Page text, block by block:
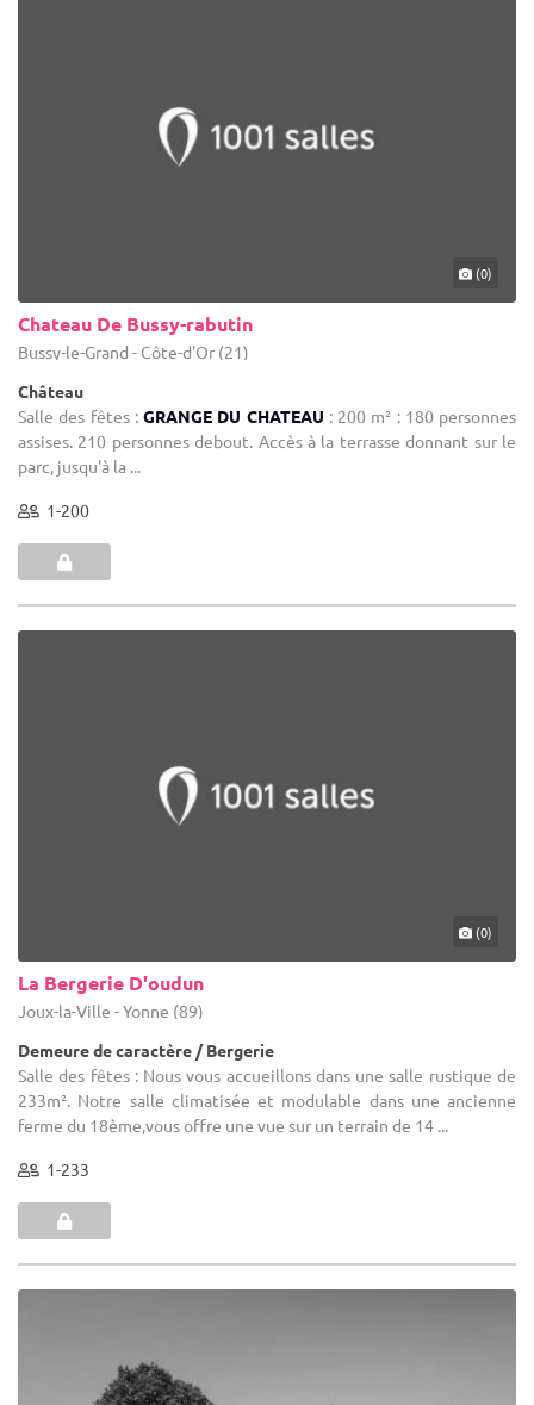
(0)
Chateau De Bussy-rabutin
Bussy-le-Grand - Côte-d'Or (21)
Château
Salle des fêtes : GRANGE DU CHATEAU : 200 m² : 180 personnes
assises. 210 personnes debout. Accès à la terrasse donnant sur le
parc, jusqu'à la ...
1-200
(0)
La Bergerie D'oudun
Joux-la-Ville - Yonne (89)
Demeure de caractère / Bergerie
Salle des fêtes : Nous vous accueillons dans une salle rustique de
233m². Notre salle climatisée et modulable dans une ancienne
ferme du 18ème,vous offre une vue sur un terrain de 14 ...
1-233